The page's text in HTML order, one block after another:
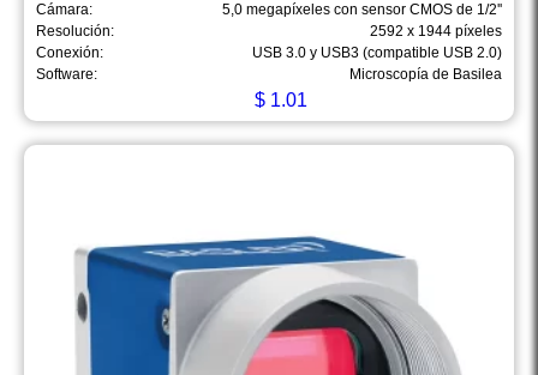
Cámara:
5,0 megapíxeles con sensor CMOS de 1/2''
Resolución:
2592 x 1944 píxeles
Conexión:
USB 3.0 y USB3 (compatible USB 2.0)
Software:
Microscopía de Basilea
$ 1.01